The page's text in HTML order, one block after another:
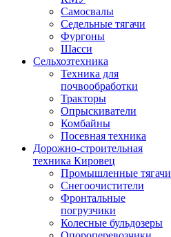
Самосвалы
Седельные тягачи
Фургоны
Шасси
Сельхозтехника
Техника для
почвообработки
Тракторы
Опрыскиватели
Комбайны
Посевная техника
Дорожно-строительная
техника Кировец
Промышленные тягачи
Снегоочистители
Фронтальные
погрузчики
Колесные бульдозеры